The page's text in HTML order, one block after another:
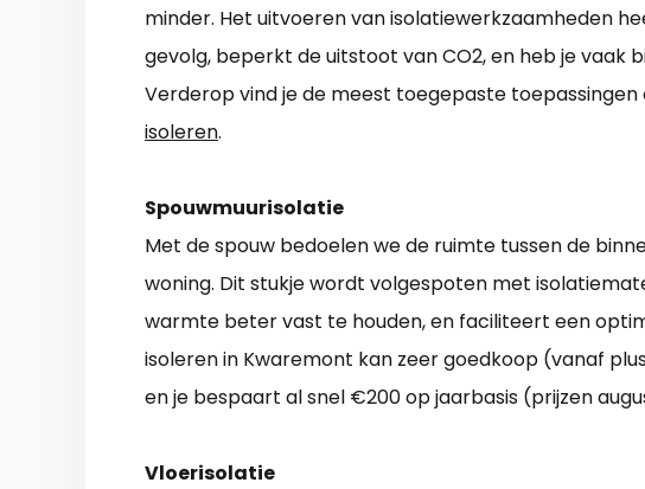
minder. Het uitvoeren van isolatiewerkzaamheden
gevolg, beperkt de uitstoot van CO2, en heb je vaak
Verderop vind je de meest toegepaste toepassingen
isoleren.
Spouwmuurisolatie
Met de spouw bedoelen we de ruimte tussen de
woning. Dit stukje wordt volgespoten met
warmte beter vast te houden, en faciliteert een
isoleren in Kwaremont kan zeer goedkoop (vanaf
en je bespaart al snel €200 op jaarbasis (prijzen
Vloerisolatie